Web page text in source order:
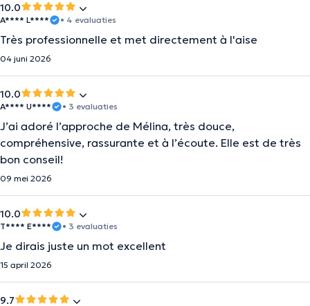
10.0
A**** L**** • 4 evaluaties
Très professionnelle et met directement à l'aise
04 juni 2026
10.0
A**** U**** • 3 evaluaties
J’ai adoré l’approche de Mélina, très douce,
compréhensive, rassurante et à l’écoute. Elle est de très
bon conseil!
09 mei 2026
10.0
T**** E**** • 3 evaluaties
Je dirais juste un mot excellent
15 april 2026
9.7